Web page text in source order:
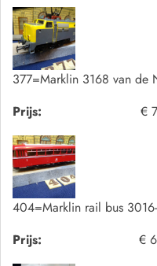
377=Marklin 3168 van de
Prijs:
€
404=Marklin rail bus
Prijs:
€